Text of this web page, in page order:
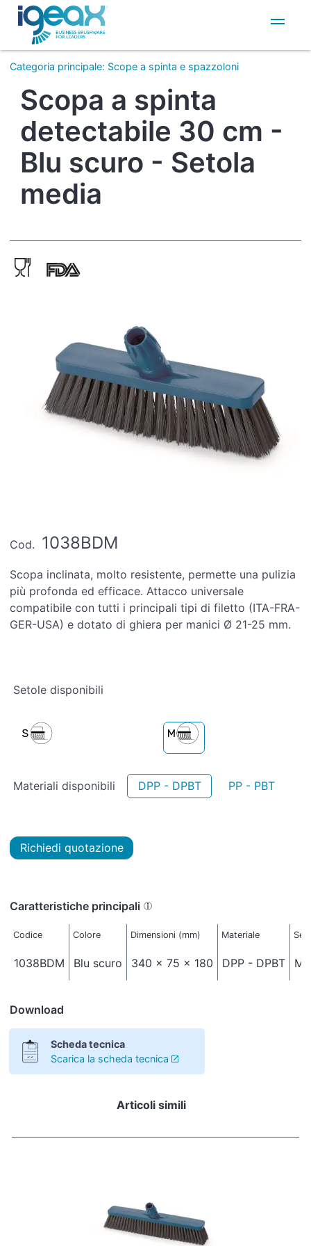
IT
EN
Categoria principale: Scope a spinta e spazzoloni
Scopa a spinta
detectabile 30 cm -
Blu scuro - Setola
media
Cod. 1038BDM
Scopa inclinata, molto resistente, permette una pulizia
più profonda ed efficace. Attacco universale
compatibile con tutti i principali tipi di filetto (ITA-FRA-
GER-USA) e dotato di ghiera per manici Ø 21-25 mm.
Setole disponibili
Materiali disponibili DPP - DPBT PP - PBT
Richiedi quotazione
Caratteristiche principali
Codice Colore Dimensioni (mm) Materiale
1038BDM Blu scuro 340 x 75 x 180 DPP - DPBT
Download
Scheda tecnica
Scarica la scheda tecnica
Articoli simili